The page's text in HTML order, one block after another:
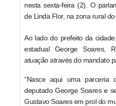
nesta sexta-feira (2). O
de Linda Flor, na zona rural do
Ao lado do prefeito da
estadual George Soares,
atuação através do mandato
“Nasce aqui uma parceria
deputado George Soares e
Gustavo Soares em prol do